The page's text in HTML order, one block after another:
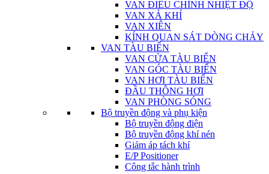
VAN ĐIỀU CHỈNH NHIỆT ĐỘ
VAN XẢ KHÍ
VAN XIÊN
KÍNH QUAN SÁT DÒNG CHẢY
VAN TÀU BIỂN
VAN CỬA TÀU BIỂN
VAN GÓC TÀU BIỂN
VAN HƠI TÀU BIỂN
ĐẦU THÔNG HƠI
VAN PHÒNG SÓNG
Bộ truyền động và phụ kiện
Bộ truyền động điện
Bộ truyền động khí nén
Giảm áp tách khí
E/P Positioner
Công tắc hành trình